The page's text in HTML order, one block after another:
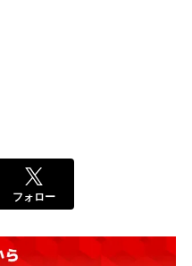
フォロー